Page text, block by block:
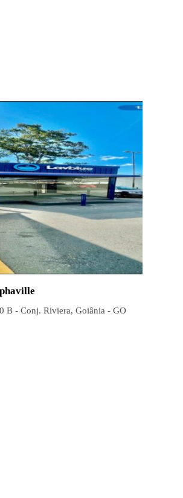
B - Conj. Riviera, Goiânia - GO